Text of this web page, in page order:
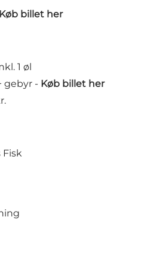
Køb billet her
1 øl
gebyr - Køb billet her
Fisk